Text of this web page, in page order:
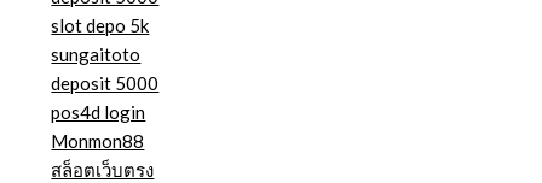
slot depo 5k
sungaitoto
deposit 5000
pos4d login
Monmon88
สล็อตเว็บตรง